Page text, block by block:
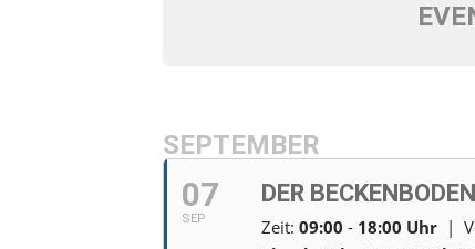
SEPTEMBER
07
SEP
DER
Zeit: 09:00 - 18:00 Uhr |